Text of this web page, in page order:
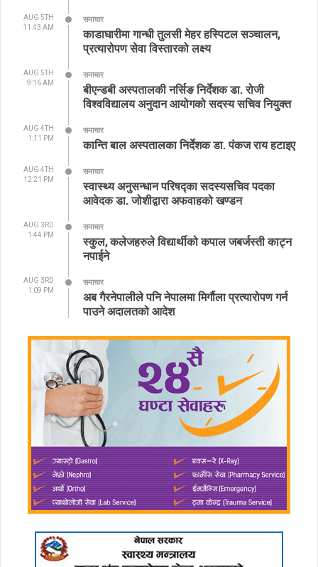
AUG 5TH
11:43 AM
समाचार
काडाघारीमा गान्धी तुलसी मेहर हस्पिटल सञ्चालन,
प्रत्यारोपण सेवा विस्तारको लक्ष्य
AUG 5TH
9:16 AM
समाचार
बीएन्डबी अस्पतालकी नर्सिङ निर्देशक डा. रोजी
विश्वविद्यालय अनुदान आयोगको सदस्य सचिव नियुक्त
AUG 4TH
1:11 PM
समाचार
कान्ति बाल अस्पतालका निर्देशक डा. पंकज राय हटाइए
AUG 4TH
12:21 PM
समाचार
स्वास्थ्य अनुसन्धान परिषद्का सदस्यसचिव पदका
आवेदक डा. जोशीद्वारा अफवाहको खण्डन
AUG 3RD
1:44 PM
समाचार
स्कुल, कलेजहरुले विद्यार्थीको कपाल जबर्जस्ती काट्न
नपाईने
AUG 3RD
1:09 PM
समाचार
अब गैरनेपालीले पनि नेपालमा मिर्गौला प्रत्यारोपण गर्न
पाउने अदालतको आदेश